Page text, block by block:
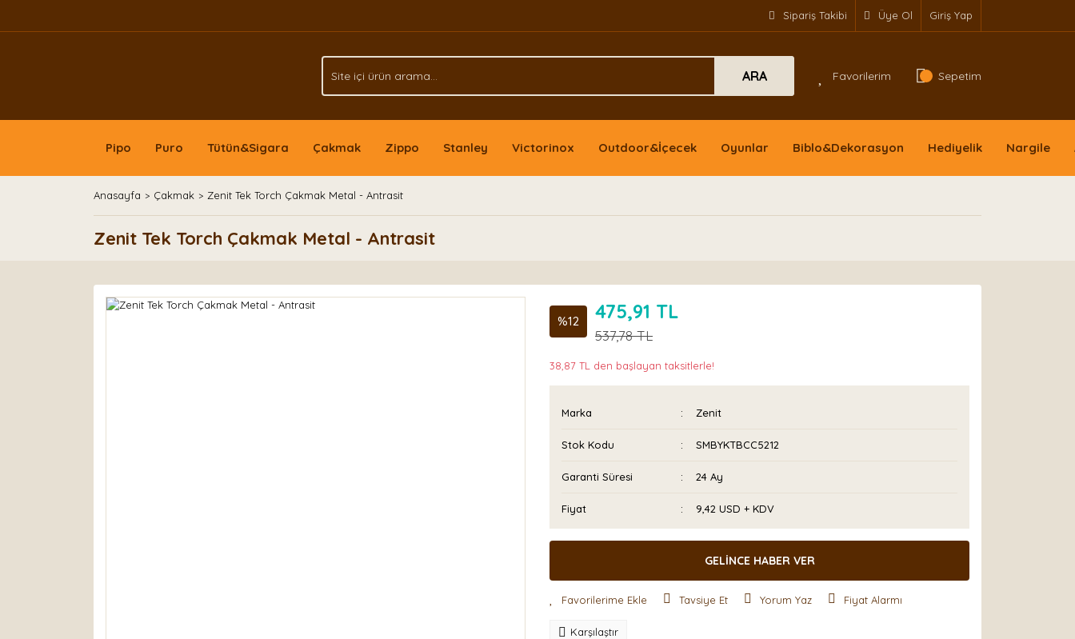
Sipariş Takibi Üye Ol Giriş Yap
ARA Favorilerim Sepetim
Pipo Puro Tütün&Sigara Çakmak Zippo Stanley Victorinox Outdoor&İçecek Oyunlar Biblo&Dekorasyon Hediyelik Nargile
Anasayfa Çakmak Zenit Tek Torch Çakmak Metal - Antrasit
Zenit Tek Torch Çakmak Metal - Antrasit
%12 475,91 TL
537,78 TL
38,87 TL den başlayan taksitlerle!
Marka Zenit
Stok Kodu SMBYKTBCC5212
Garanti Süresi 24 Ay
Fiyat 9,42 USD + KDV
GELİNCE HABER VER
Tavsiye Et Yorum Yaz Fiyat Alarmı
Karşılaştır